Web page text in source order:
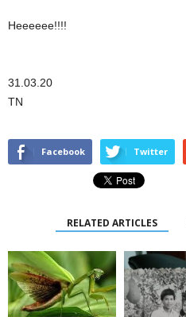
Heeeeee!!!!
31.03.20
TN
Facebook Twitter
RELATED ARTICLES